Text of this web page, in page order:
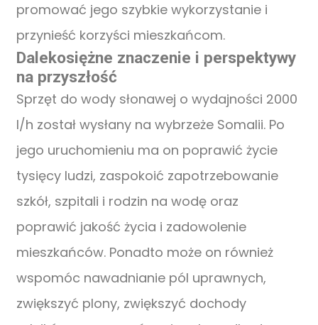
promować jego szybkie wykorzystanie i
przynieść korzyści mieszkańcom.
Dalekosiężne znaczenie i perspektywy
na przyszłość
Sprzęt do wody słonawej o wydajności 2000
l/h został wysłany na wybrzeże Somalii. Po
jego uruchomieniu ma on poprawić życie
tysięcy ludzi, zaspokoić zapotrzebowanie
szkół, szpitali i rodzin na wodę oraz
poprawić jakość życia i zadowolenie
mieszkańców. Ponadto może on również
wspomóc nawadnianie pól uprawnych,
zwiększyć plony, zwiększyć dochody